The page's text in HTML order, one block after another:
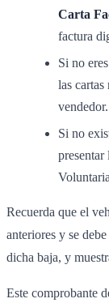
Carta
factura
Si no
las
vendedor.
Si no
Recuerda que el
anteriores y se
dicha baja, y
Este comprobante